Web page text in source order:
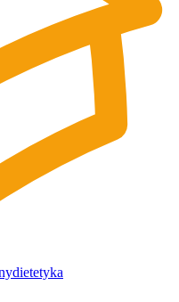
dietetyka